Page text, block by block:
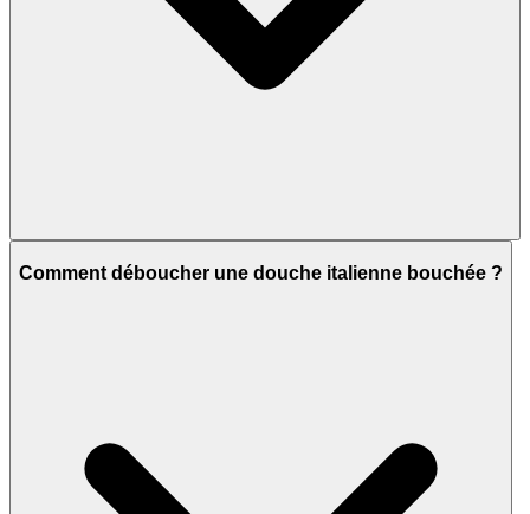
Comment déboucher une douche italienne bouchée ?